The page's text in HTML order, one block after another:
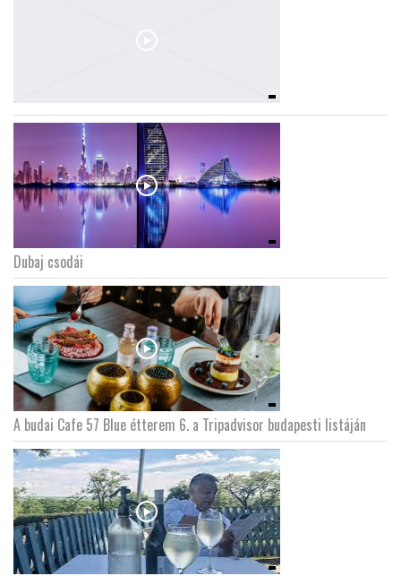
Dubaj csodái
A budai Cafe 57 Blue étterem 6. a Tripadvisor budapesti listáján